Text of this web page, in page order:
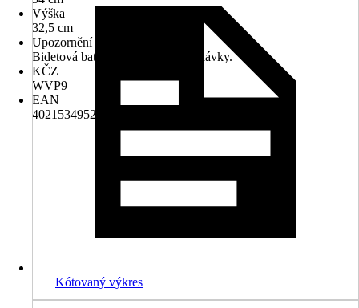
Výška
32,5 cm
Upozornění
Bidetová baterie není součástí dodávky.
KČZ
WVP9
EAN
4021534952845
Kótovaný výkres